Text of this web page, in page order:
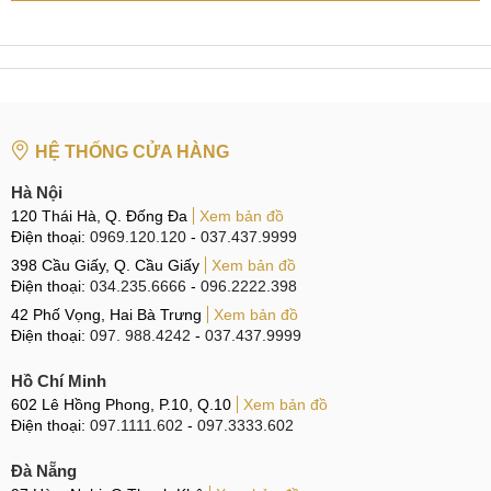
Cam kết thay màn hình Samsung Galaxy
M15 Uy tín
Suốt hơn 10 năm qua, MobileCity Care vẫn luôn giữ vững
phương châm Uy tín là số 1. Vì thế, đối với chất lượng linh
kiện để sửa chữa, chi phín hay những đặc quyền hậu mãi
khi sử dụng dịch vụ thay màn hình Samsung Galaxy M15 tại
trung tâm luôn có những cam kết rõ ràng và cụ thể và rõ
Linh kiện Zin 100%
HỆ THỐNG CỬA HÀNG
Hà Nội
120 Thái Hà, Q. Đống Đa
Xem bản đồ
Điện thoại: 0969.120.120 - 037.437.9999
398 Cầu Giấy, Q. Cầu Giấy
Xem bản đồ
Điện thoại: 034.235.6666 - 096.2222.398
42 Phố Vọng, Hai Bà Trưng
Xem bản đồ
Điện thoại: 097. 988.4242 - 037.437.9999
Hồ Chí Minh
602 Lê Hồng Phong, P.10, Q.10
Xem bản đồ
Điện thoại: 097.1111.602 - 097.3333.602
Đà Nẵng